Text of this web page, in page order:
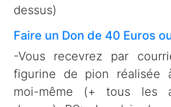
dessus)
Faire un Don de 40 Euros
-Vous recevrez par
figurine de pion réalisée
moi-même (+ tous les